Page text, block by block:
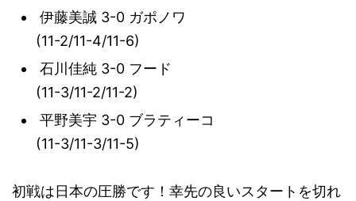
伊藤美誠 3-0 ガポノワ
(11-2/11-4/11-6)
石川佳純 3-0 フード
(11-3/11-2/11-2)
平野美宇 3-0 ブラティーコ
(11-3/11-3/11-5)
初戦は日本の圧勝です！幸先の良いスタートを切れ